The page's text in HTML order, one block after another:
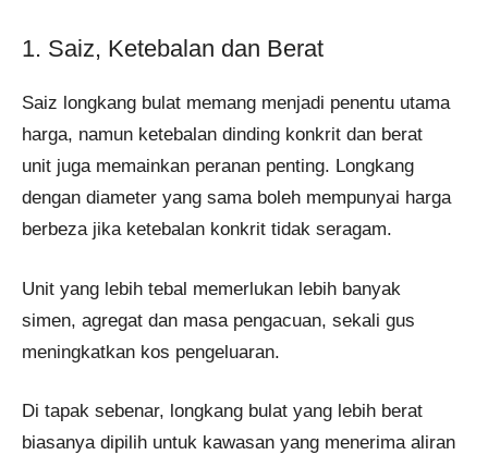
1. Saiz, Ketebalan dan Berat
Saiz longkang bulat memang menjadi penentu utama
harga, namun ketebalan dinding konkrit dan berat
unit juga memainkan peranan penting. Longkang
dengan diameter yang sama boleh mempunyai harga
berbeza jika ketebalan konkrit tidak seragam.
Unit yang lebih tebal memerlukan lebih banyak
simen, agregat dan masa pengacuan, sekali gus
meningkatkan kos pengeluaran.
Di tapak sebenar, longkang bulat yang lebih berat
biasanya dipilih untuk kawasan yang menerima aliran